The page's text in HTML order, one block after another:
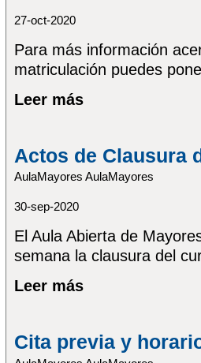
27-oct-2020
Para más información
matriculación puedes
Leer más
Actos de Clausura
AulaMayores AulaMayores
30-sep-2020
El Aula Abierta de
semana la clausura del
Leer más
Cita previa y